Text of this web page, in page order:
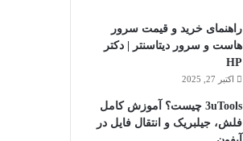
راهنمای خرید و قیمت سرور
هاست و سرور دیتاسنتر | دکتر
HP
اکتبر 27, 2025
3uTools چیست؟ آموزش کامل
فلش، جیلبریک و انتقال فایل در